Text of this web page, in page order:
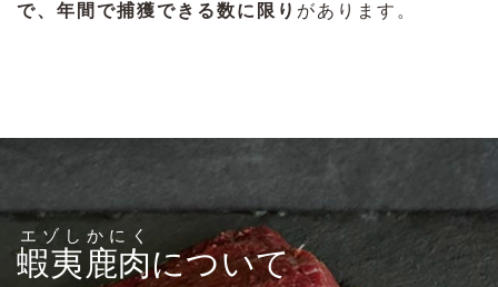
で、年間で捕獲できる数に限り があります。
蝦夷鹿肉
エゾしかにく
について